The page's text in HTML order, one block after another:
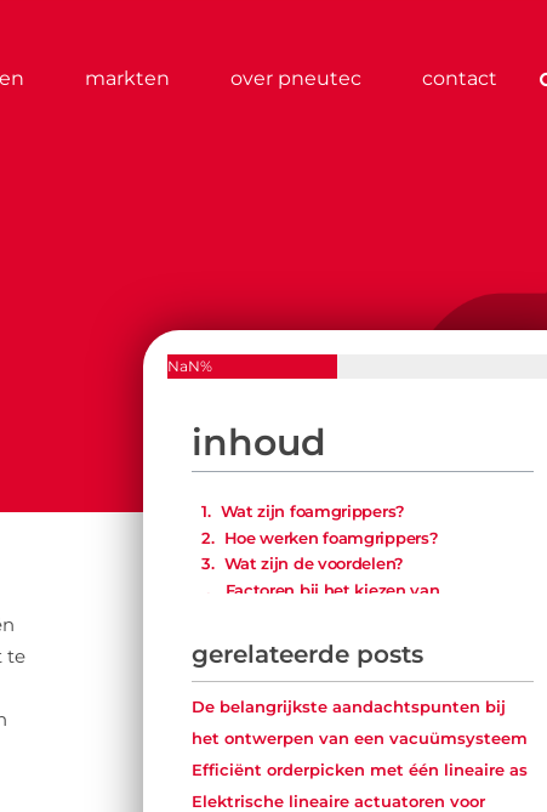
markten over pneutec contact
te
NaN%
inhoud
Wat zijn foamgrippers?
Hoe werken foamgrippers?
Wat zijn de voordelen?
Factoren bij het kiezen van
gerelateerde posts
De belangrijkste aandachtspunten bij
het ontwerpen van een vacuümsysteem
Efficiënt orderpicken met één lineaire as
Elektrische lineaire actuatoren voor